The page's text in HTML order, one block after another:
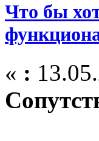
Что бы
« :